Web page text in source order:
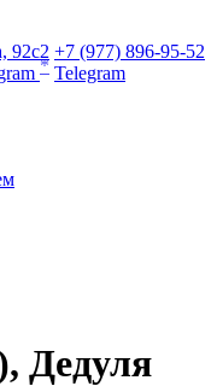
92с2 +7 (977) 896-95-52
* Telegram
Дедуля